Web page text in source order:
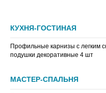
КУХНЯ-ГОСТИНАЯ
Профильные карнизы с легким
подушки декоративные 4 шт
МАСТЕР-СПАЛЬНЯ